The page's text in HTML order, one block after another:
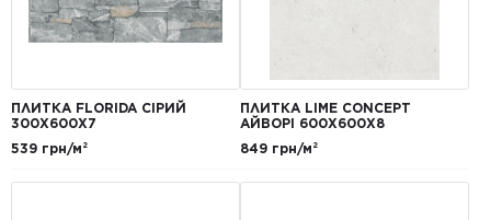
ПЛИТКА FLORIDA СІРИЙ
300Х600Х7
539 грн/м²
ПЛИТКА LIME CONCEPT
АЙВОРІ 600Х600Х8
849 грн/м²